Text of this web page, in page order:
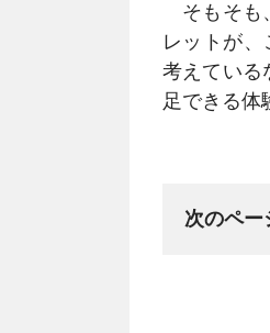
そもそも
レットが
考えている
足できる体
次のペー